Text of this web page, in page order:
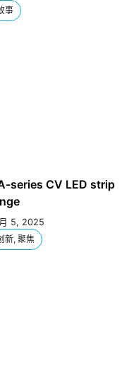
事
series CV LED strip
5, 2025
新, 聚焦